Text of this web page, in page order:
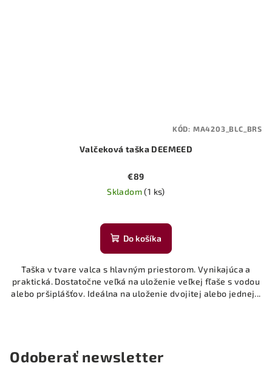
Valčeková taška DEEMEED
€89
Skladom(1 ks)
Do košíka
Taška v tvare valca s hlavným priestorom. Vynikajúca a
praktická. Dostatočne veľká na uloženie veľkej fľaše s vodou
alebo pršiplášťov. Ideálna na uloženie dvojitej alebo jednej...
KÓD: MA4203_BLC_BRS
Odoberať newsletter